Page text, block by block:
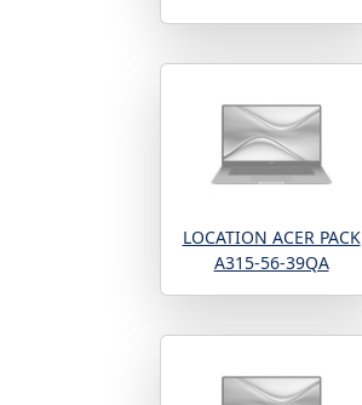
LOCATION ACER PACK
A315-56-39QA